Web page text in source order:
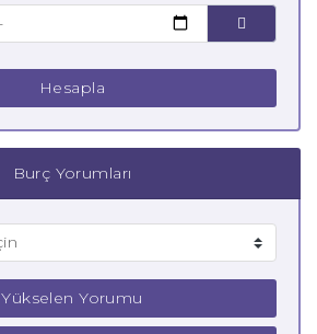
Hesapla
Burç Yorumları
Yükselen Yorumu